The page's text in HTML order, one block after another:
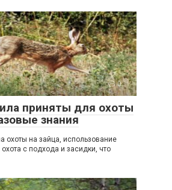
0
приняты для охоты
знания
охоты на зайца, использование
с подхода и засидки, что